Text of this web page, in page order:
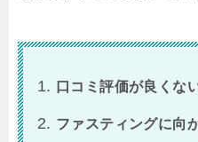
口コミ評価が良くな
ファスティングに向